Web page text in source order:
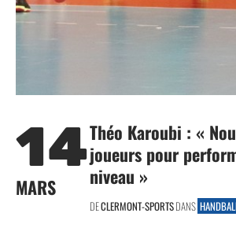
14
MARS
Théo Karoubi : «
joueurs pour
niveau »
DECLERMONT-SPORTSDANS